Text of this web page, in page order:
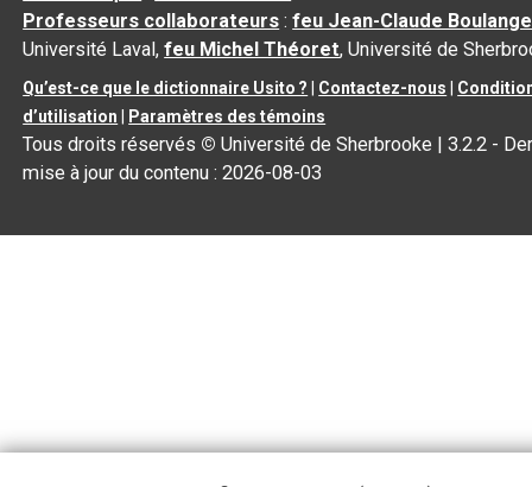
Professeurs collaborateurs :feu Jean-Claude
Université Laval,feu Michel Théoret, Université de
Qu’est-ce que le dictionnaire Usito ? Contactez-nous
d’utilisation
Paramètres des témoins
Tous droits réservés © Université de Sherbrooke |3.2.2 -
mise à jour du contenu :2026-08-03